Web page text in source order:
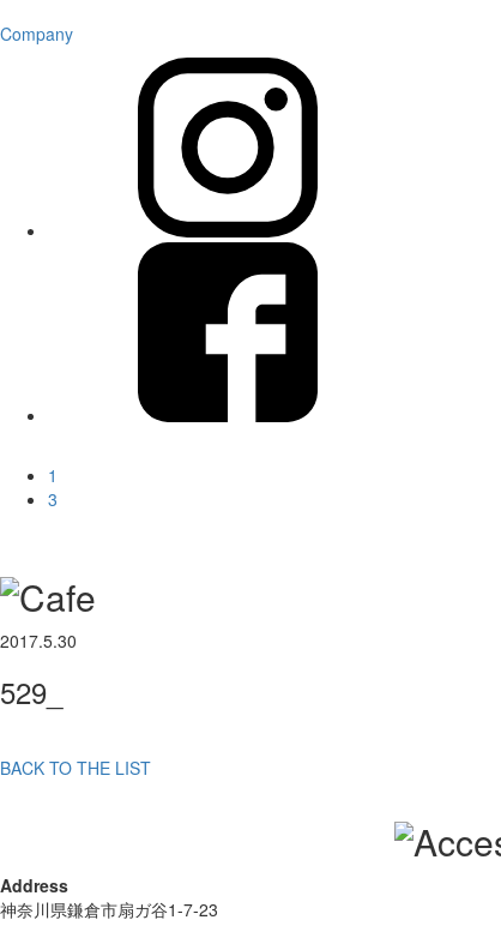
Company
1
3
2017.5.30
529_
BACK TO THE LIST
Address
神奈川県鎌倉市扇ガ谷1-7-23